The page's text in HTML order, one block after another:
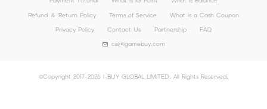
Refund ＆ Return Policy
Terms of Service
What is a Cash Coupon
Privacy Policy
Contact Us Partnership
FAQ
cs@igamebuy.com
©Copyright 2017-2026 I-BUY GLOBAL LIMITED. All Rights Reserved.